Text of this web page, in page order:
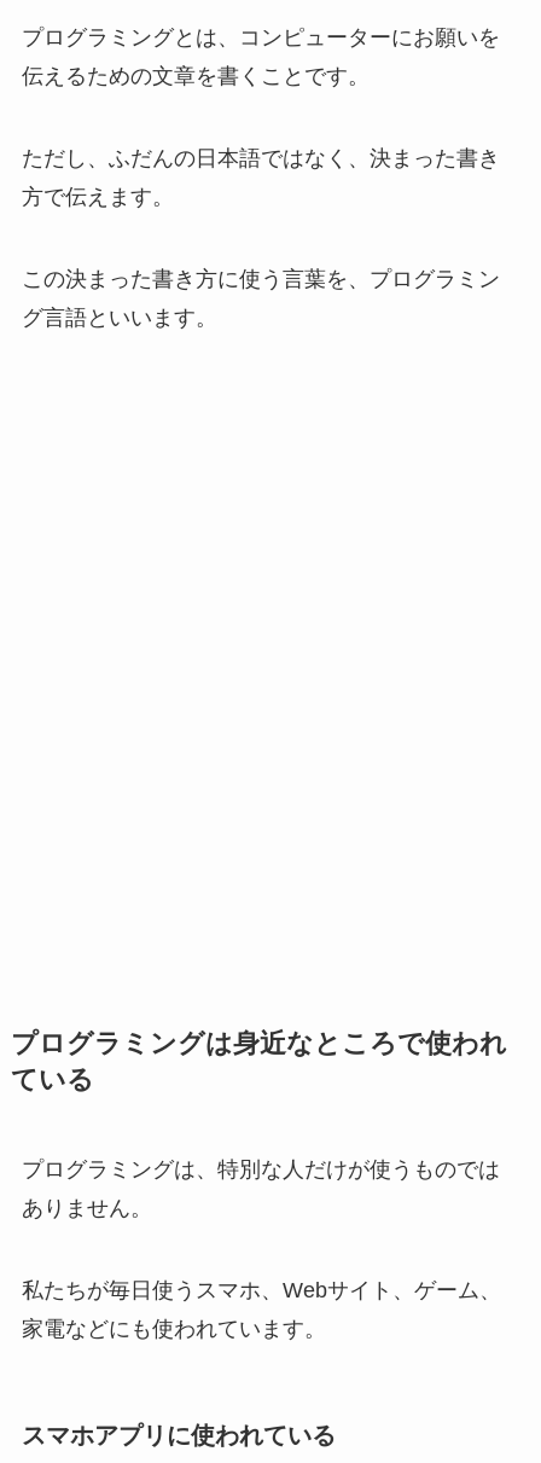
プログラミングとは、コンピューターにお願いを
伝えるための文章を書くことです。
ただし、ふだんの日本語ではなく、決まった書き
方で伝えます。
この決まった書き方に使う言葉を、プログラミン
グ言語といいます。
プログラミングは身近なところで使われ
ている
プログラミングは、特別な人だけが使うものでは
ありません。
私たちが毎日使うスマホ、Webサイト、ゲーム、
家電などにも使われています。
スマホアプリに使われている